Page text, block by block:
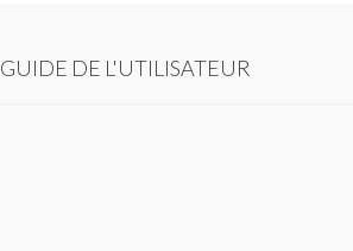
GUIDE DE L'UTILISATEUR